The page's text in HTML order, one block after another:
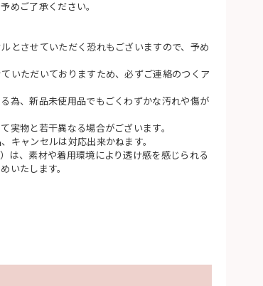
めご了承ください。
とさせていただく恐れもございますので、予め
いただいておりますため、必ずご連絡のつくア
為、新品未使用品でもごくわずかな汚れや傷が
実物と若干異なる場合がございます。
キャンセルは対応出来かねます。
は、素材や着用環境により透け感を感じられる
いたします。